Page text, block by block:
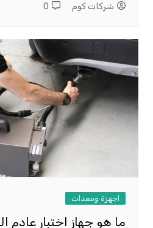
شركات كوم 0
اجهزة ومعدات
ما هو جهاز اختبار عادم